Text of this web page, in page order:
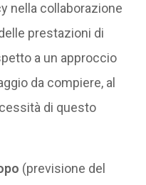
nella collaborazione
prestazioni di
a un approccio
da compiere, al
di questo
(previsione del